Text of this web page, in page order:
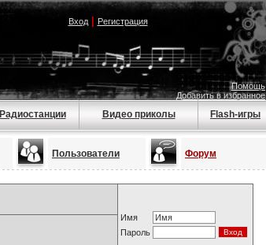
Вход| Регистрация
Помощь
Добавить в избранное
Радиостанции Видео приколы Flash-игры
Пользователи Форум
Имя
Пароль